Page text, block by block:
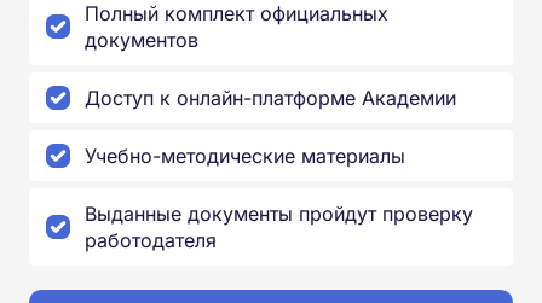
Полный комплект официальных
документов
Доступ к онлайн-платформе Академии
Учебно-методические материалы
Выданные документы пройдут проверку
работодателя